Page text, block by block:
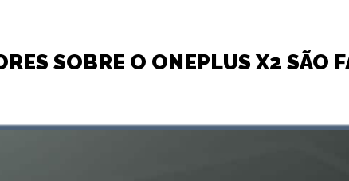
SOBRE O ONEPLUS X2 SÃO